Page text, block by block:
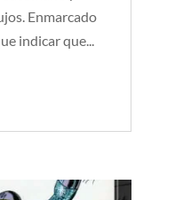
Enmarcado
indicar que...